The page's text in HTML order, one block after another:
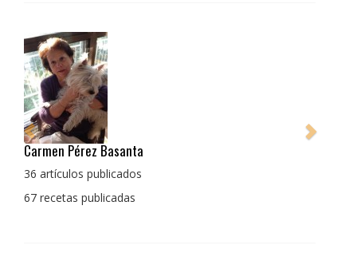
Pedro Manuel Collado Cruz
La cocina para mi es producto bien tratado sin
con un toque diferente